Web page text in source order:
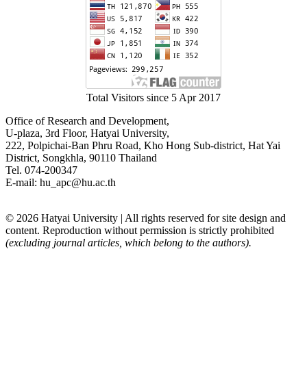
Total Visitors since 5 Apr 2017
Office of Research and Development,
U-plaza, 3rd Floor, Hatyai University,
222, Polpichai-Ban Phru Road, Kho Hong Sub-district, Hat Yai
District, Songkhla, 90110 Thailand
Tel. 074-200347
E-mail: hu_apc@hu.ac.th
© 2026 Hatyai University | All rights reserved for site design and
content. Reproduction without permission is strictly prohibited
(excluding journal articles, which belong to the authors).